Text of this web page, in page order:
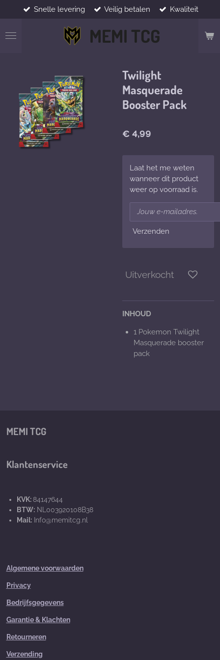
direct
naar
MEMI TCG
Snelle levering Veilig betalen Kwaliteit
Twilight
Masquerade
Booster Pack
€ 4,99
Laat het me weten
wanneer dit product
weer op voorraad is.
Verzenden
Uitverkocht
INHOUD
1 Pokemon Twilight
Masquerade booster
pack
MEMI TCG
Klantenservice
KVK:84147644
BTW: NL003920108B38
Mail:Info@memitcg.nl
Algemene voorwaarden
Privacy
Bedrijfsgegevens
Garantie & Klachten
Retourneren
Verzending